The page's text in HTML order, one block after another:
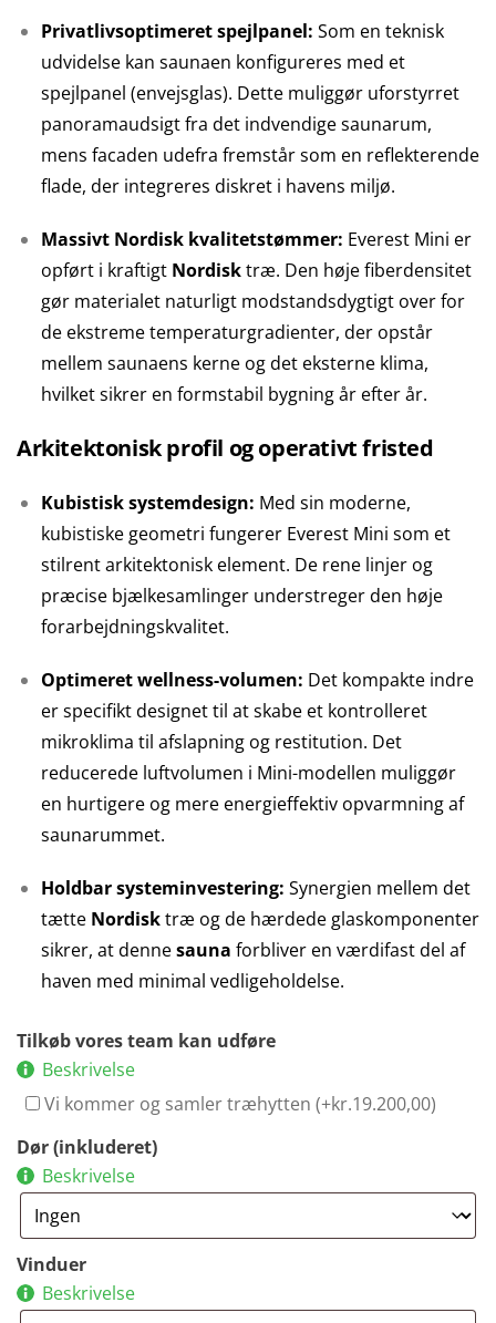
Privatlivsoptimeret spejlpanel: Som en teknisk
udvidelse kan saunaen konfigureres med et
spejlpanel (envejsglas). Dette muliggør uforstyrret
panoramaudsigt fra det indvendige saunarum,
mens facaden udefra fremstår som en reflekterende
flade, der integreres diskret i havens miljø.
Massivt Nordisk kvalitetstømmer: Everest Mini er
opført i kraftigt Nordisktræ. Den høje fiberdensitet
gør materialet naturligt modstandsdygtigt over for
de ekstreme temperaturgradienter, der opstår
mellem saunaens kerne og det eksterne klima,
hvilket sikrer en formstabil bygning år efter år.
Arkitektonisk profil og operativt fristed
Kubistisk systemdesign: Med sin moderne,
kubistiske geometri fungerer Everest Mini som et
stilrent arkitektonisk element. De rene linjer og
præcise bjælkesamlinger understreger den høje
forarbejdningskvalitet.
Optimeret wellness-volumen: Det kompakte indre
er specifikt designet til at skabe et kontrolleret
mikroklima til afslapning og restitution. Det
reducerede luftvolumen i Mini-modellen muliggør
en hurtigere og mere energieffektiv opvarmning af
saunarummet.
Holdbar systeminvestering: Synergien mellem det
tætte Nordisktræ og de hærdede glaskomponenter
sikrer, at dennesauna forbliver en værdifast del af
haven med minimal vedligeholdelse.
Tilkøb vores team kan udføre
Beskrivelse
Vi kommer og samler træhytten (+kr.19.200,00)
Dør (inkluderet)
Beskrivelse
Vinduer
Beskrivelse